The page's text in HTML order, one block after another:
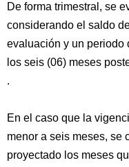
De forma trimestral, se
considerando el saldo
evaluación y un periodo
los seis (06) meses
.
En el caso que la
menor a seis meses, se
proyectado los meses